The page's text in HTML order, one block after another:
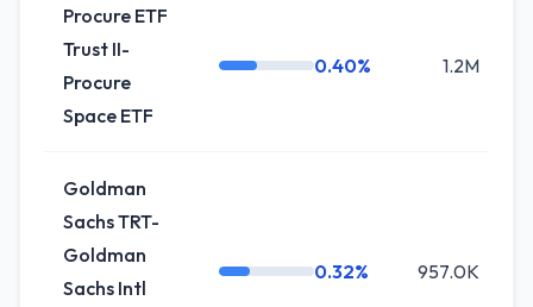
Procure ETF
Trust II-
Procure
Space ETF
0.40% 1.2M
Goldman
Sachs TRT-
Goldman
Sachs Intl
0.32% 957.0K